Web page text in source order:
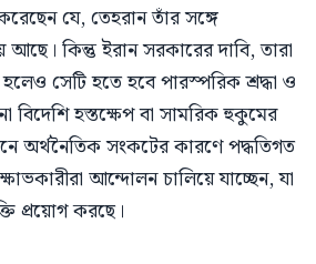
করেছেন যে, তেহরান তাঁর সঙ্গে
কিন্তু ইরান সরকারের দাবি, তারা
সেটি হতে হবে পারস্পরিক শ্রদ্ধা ও
হস্তক্ষেপ বা সামরিক হুকুমের
অর্থনৈতিক সংকটের কারণে পদ্ধতিগত
আন্দোলন চালিয়ে যাচ্ছেন, যা
প্রয়োগ করছে।